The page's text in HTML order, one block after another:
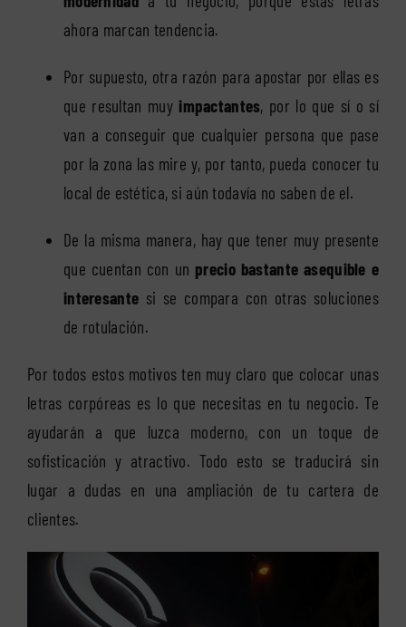
ahora marcan tendencia.
Por supuesto, otra razón para apostar por ellas es
que resultan muy impactantes, por lo que sí o sí
van a conseguir que cualquier persona que pase
por la zona las mire y, por tanto, pueda conocer tu
local de estética, si aún todavía no saben de el.
De la misma manera, hay que tener muy presente
que cuentan con un precio bastante asequible e
interesante si se compara con otras soluciones
de rotulación.
Por todos estos motivos ten muy claro que colocar unas
letras corpóreas es lo que necesitas en tu negocio. Te
ayudarán a que luzca moderno, con un toque de
sofisticación y atractivo. Todo esto se traducirá sin
lugar a dudas en una ampliación de tu cartera de
clientes.